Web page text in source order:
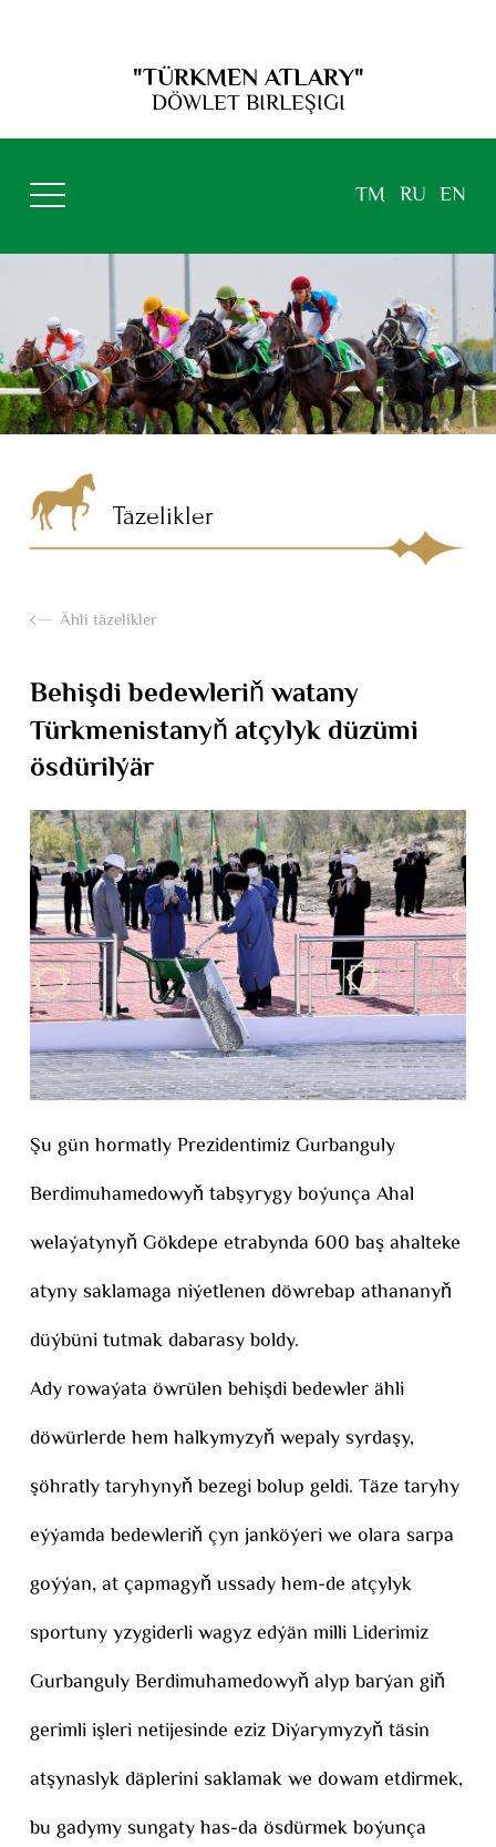
"TÜRKMEN ATLARY"
DÖWLET BIRLEŞIGI
TM RU EN
Täzelikler
Ähli täzelikler
Behişdi bedewleriň watany
Türkmenistanyň atçylyk düzümi
ösdürilýär
Şu gün hormatly Prezidentimiz Gurbanguly
Berdimuhamedowyň tabşyrygy boýunça Ahal
welaýatynyň Gökdepe etrabynda 600 baş ahalteke
atyny saklamaga niýetlenen döwrebap athananyň
düýbüni tutmak dabarasy boldy.
Ady rowaýata öwrülen behişdi bedewler ähli
döwürlerde hem halkymyzyň wepaly syrdaşy,
şöhratly taryhynyň bezegi bolup geldi. Täze taryhy
eýýamda bedewleriň çyn janköýeri we olara sarpa
goýýan, at çapmagyň ussady hem-de atçylyk
sportuny yzygiderli wagyz edýän milli Liderimiz
Gurbanguly Berdimuhamedowyň alyp barýan giň
gerimli işleri netijesinde eziz Diýarymyzyň täsin
atşynaslyk däplerini saklamak we dowam etdirmek,
bu gadymy sungaty has-da ösdürmek boýunça